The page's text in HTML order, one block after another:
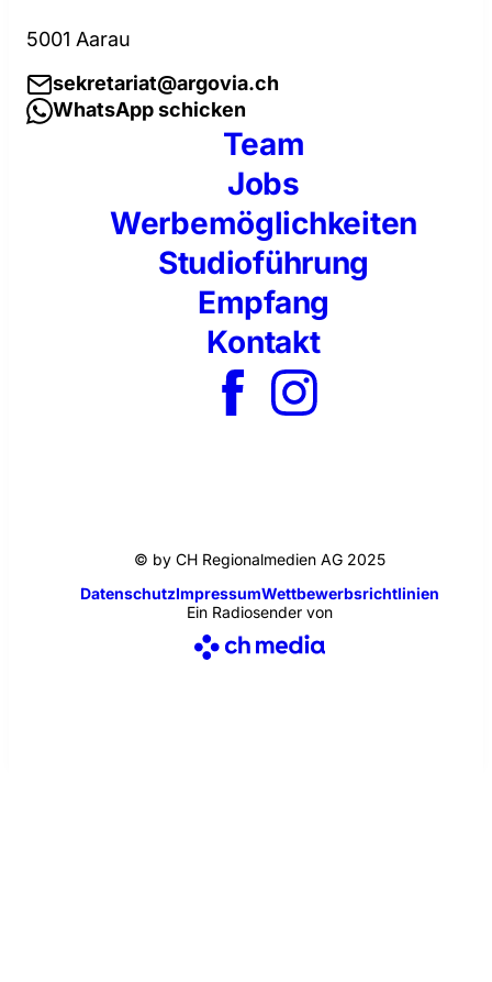
5001 Aarau
sekretariat@argovia.ch
WhatsApp schicken
Team
Jobs
Werbemöglichkeiten
Studioführung
Empfang
Kontakt
© by CH Regionalmedien AG 2025
DatenschutzImpressumWettbewerbsrichtlinien
Ein Radiosender von